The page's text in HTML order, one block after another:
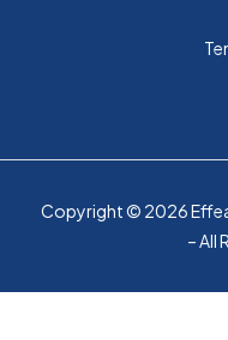
Copyright © 2026
– All